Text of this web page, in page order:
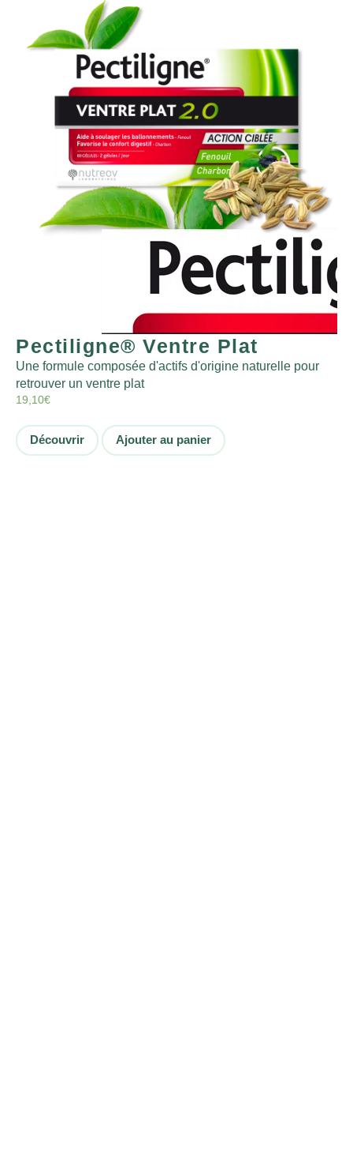
Pectiligne® Ventre Plat
Une formule composée d'actifs d'origine naturelle pour
retrouver un ventre plat
19,10€
Découvrir Ajouter au panier